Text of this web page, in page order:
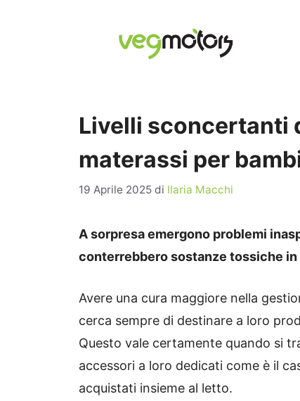
Livelli sconcertanti
materassi per
19 Aprile 2025 di Ilaria Macchi
A sorpresa emergono problemi
conterrebbero sostanze tossiche
Avere una cura maggiore nella
cerca sempre di destinare a loro
Questo vale certamente quando si
accessori a loro dedicati come è il
acquistati insieme al letto.